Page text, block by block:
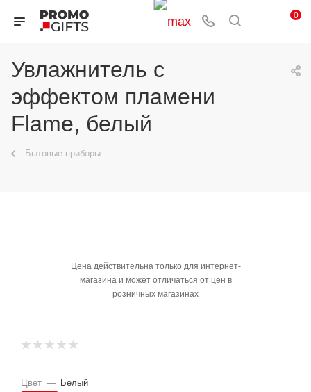
0
Увлажнитель с
эффектом пламени
Flame, белый
Бытовые приборы
Цена действительна только для интернет-
магазина и может отличаться от цен в
розничных магазинах
Цвет — Белый